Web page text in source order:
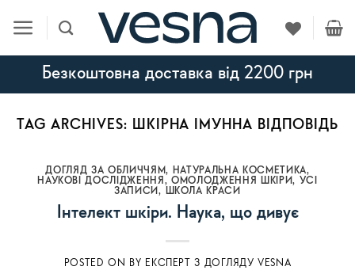
content
Безкоштовна доставка від 2200 грн
TAG ARCHIVES: ШКІРНА ІМУННА ВІДПОВІДЬ
ДОГЛЯД ЗА ОБЛИЧЧЯМ, НАТУРАЛЬНА КОСМЕТИКА,
НАУКОВІ ДОСЛІДЖЕННЯ ,ОМОЛОДЖЕННЯ ШКІРИ, УСI
ЗАПИСИ, ШКОЛА КРАСИ
Інтелект шкіри. Наука, що дивує
POSTED ON BY ЕКСПЕРТ З ДОГЛЯДУ VESNA